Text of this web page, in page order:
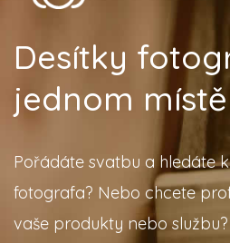
Desítky
jednom místě
Pořádáte svatbu a hledáte
fotografa? Nebo chcete
vaše produkty nebo